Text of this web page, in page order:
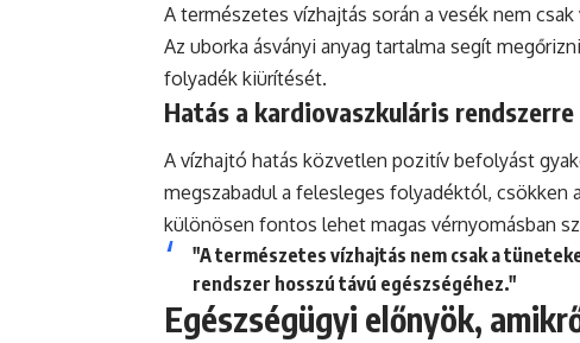
A természetes vízhajtás során a vesék nem
Az uborka ásványi anyag tartalma segít
folyadék kiürítését.
Hatás a kardiovaszkuláris rendszerre
A vízhajtó hatás közvetlen pozitív befolyást
megszabadul a felesleges folyadéktól, csökken
különösen fontos lehet magas vérnyomásban
"A természetes vízhajtás nem csak a
rendszer hosszú távú egészségéhez."
Egészségügyi előnyök,